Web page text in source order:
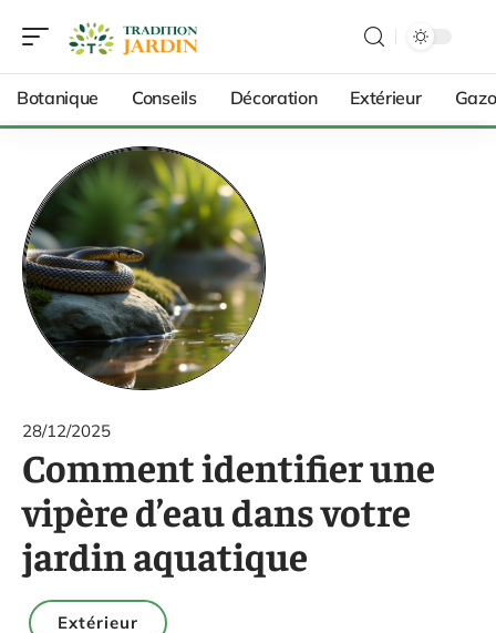
Botanique Conseils Décoration Extérieur
28/12/2025
Comment identifier une
vipère d’eau dans votre
jardin aquatique
Extérieur